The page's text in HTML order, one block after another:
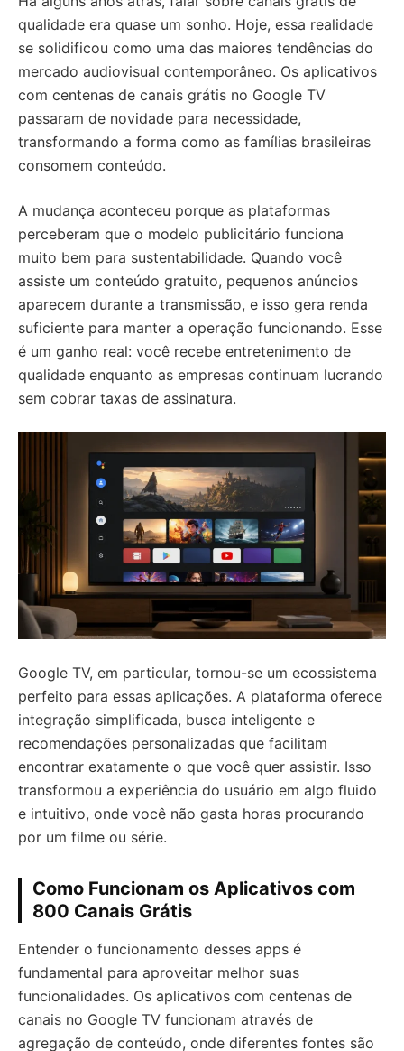
qualidade era quase um sonho. Hoje, essa realidade
se solidificou como uma das maiores tendências do
mercado audiovisual contemporâneo. Os aplicativos
com centenas de canais grátis no Google TV
passaram de novidade para necessidade,
transformando a forma como as famílias brasileiras
consomem conteúdo.
A mudança aconteceu porque as plataformas
perceberam que o modelo publicitário funciona
muito bem para sustentabilidade. Quando você
assiste um conteúdo gratuito, pequenos anúncios
aparecem durante a transmissão, e isso gera renda
suficiente para manter a operação funcionando. Esse
é um ganho real: você recebe entretenimento de
qualidade enquanto as empresas continuam lucrando
sem cobrar taxas de assinatura.
Google TV, em particular, tornou-se um ecossistema
perfeito para essas aplicações. A plataforma oferece
integração simplificada, busca inteligente e
recomendações personalizadas que facilitam
encontrar exatamente o que você quer assistir. Isso
transformou a experiência do usuário em algo fluido
e intuitivo, onde você não gasta horas procurando
por um filme ou série.
Como Funcionam os Aplicativos com
800 Canais Grátis
Entender o funcionamento desses apps é
fundamental para aproveitar melhor suas
funcionalidades. Os aplicativos com centenas de
canais no Google TV funcionam através de
agregação de conteúdo, onde diferentes fontes são